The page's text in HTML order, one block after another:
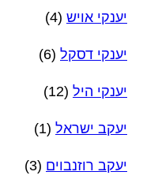
יענקי אויש (4)
יענקי דסקל (6)
יענקי היל (12)
יעקב ישראל (1)
יעקב רוזנבוים (3)